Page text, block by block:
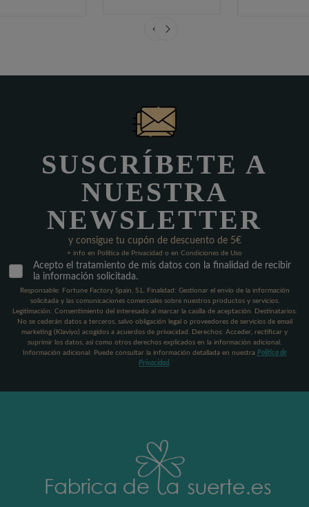
SUSCRÍBETE A
NUESTRA
NEWSLETTER
y consigue tu cupón de descuento de 5€
+ info en Política de Privacidad o en Condiciones de Uso
Acepto el tratamiento de mis datos con la finalidad de recibir
la información solicitada.
Responsable: Fortune Factory Spain, S.L. Finalidad: Gestionar el envío de la información
solicitada y las comunicaciones comerciales sobre nuestros productos y servicios.
Legitimación: Consentimiento del interesado al marcar la casilla de aceptación. Destinatarios:
No se cederán datos a terceros, salvo obligación legal o proveedores de servicios de email
marketing (Klaviyo) acogidos a acuerdos de privacidad. Derechos: Acceder, rectificar y
suprimir los datos, así como otros derechos explicados en la información adicional.
Información adicional: Puede consultar la información detallada en nuestra Política de
Privacidad.